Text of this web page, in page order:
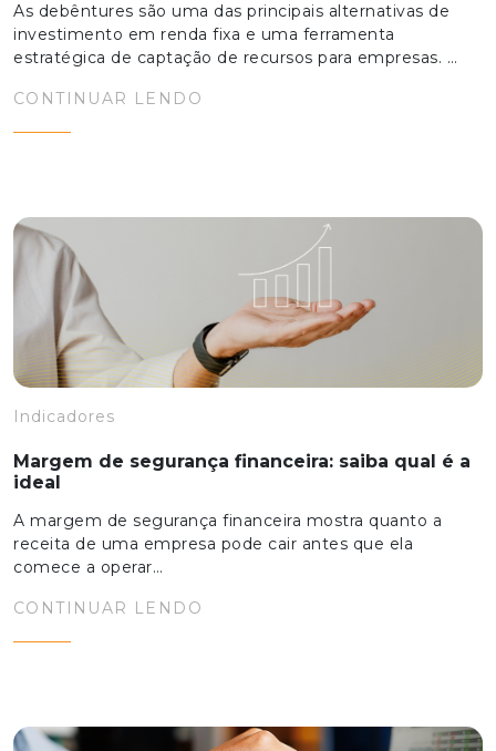
As debêntures são uma das principais alternativas de
investimento em renda fixa e uma ferramenta
estratégica de captação de recursos para empresas. …
CONTINUAR LENDO
Indicadores
Margem de segurança financeira: saiba qual é a
ideal
A margem de segurança financeira mostra quanto a
receita de uma empresa pode cair antes que ela
comece a operar…
CONTINUAR LENDO